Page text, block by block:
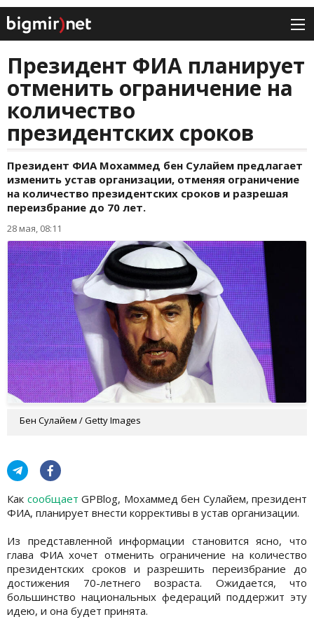
Президент ФИА планирует
отменить ограничение на
количество
президентских сроков
Президент ФИА Мохаммед бен Сулайем предлагает
изменить устав организации, отменяя ограничение
на количество президентских сроков и разрешая
переизбрание до 70 лет.
28 мая, 08:11
Бен Сулайем / Getty Images
Как сообщает GPBlog, Мохаммед бен Сулайем, президент
ФИА, планирует внести коррективы в устав организации.
Из представленной информации становится ясно, что
глава ФИА хочет отменить ограничение на количество
президентских сроков и разрешить переизбрание до
достижения 70-летнего возраста. Ожидается, что
большинство национальных федераций поддержит эту
идею, и она будет принята.